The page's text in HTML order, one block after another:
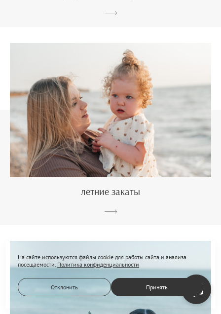
летние закаты
На сайте используются файлы cookie для работы сайта и анализа
посещаемости. Политика конфиденциальности
Отклонить Принять